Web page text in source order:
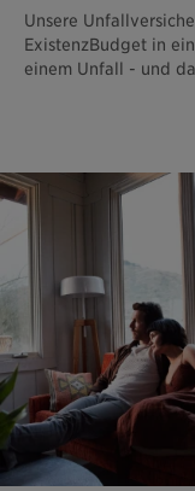
Unsere
ExistenzBudget in
einem Unfall - und